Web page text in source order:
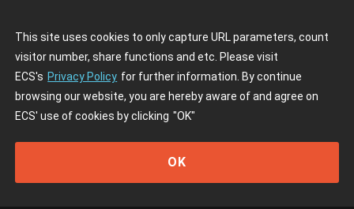
This site uses cookies to only capture URL parameters, count
visitor number, share functions and etc. Please visit
ECS's Privacy Policy for further information. By continue
browsing our website, you are hereby aware of and agree on
ECS' use of cookies by clicking "OK"
OK